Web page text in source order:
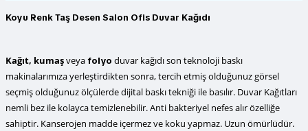
Koyu Renk Taş Desen Salon Ofis Duvar Kağıdı
Kağıt, kumaşveyafolyo duvar kağıdıson teknoloji baskı
makinalarımıza yerleştirdikten sonra, tercih etmiş olduğunuz görsel
seçmiş olduğunuz ölçülerde dijital baskı tekniği ile basılır. Duvar Kağıtları
nemli bez ile kolayca temizlenebilir. Anti bakteriyel nefes alır özelliğe
sahiptir. Kanserojen madde içermez ve koku yapmaz. Uzun ömürlüdür.